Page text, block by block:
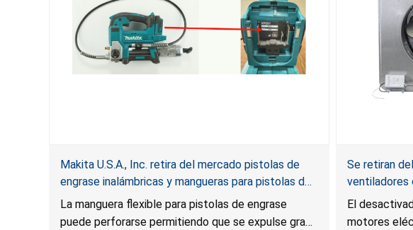
Makita U.S.A., Inc. retira del mercado pistolas de
engrase inalámbricas y mangueras para pistolas de
engrase por riesgo de laceración
La manguera flexible para pistolas de engrase
puede perforarse permitiendo que se expulse grasa
Se retiran
ventiladores
y techos por
Vent
El
motores